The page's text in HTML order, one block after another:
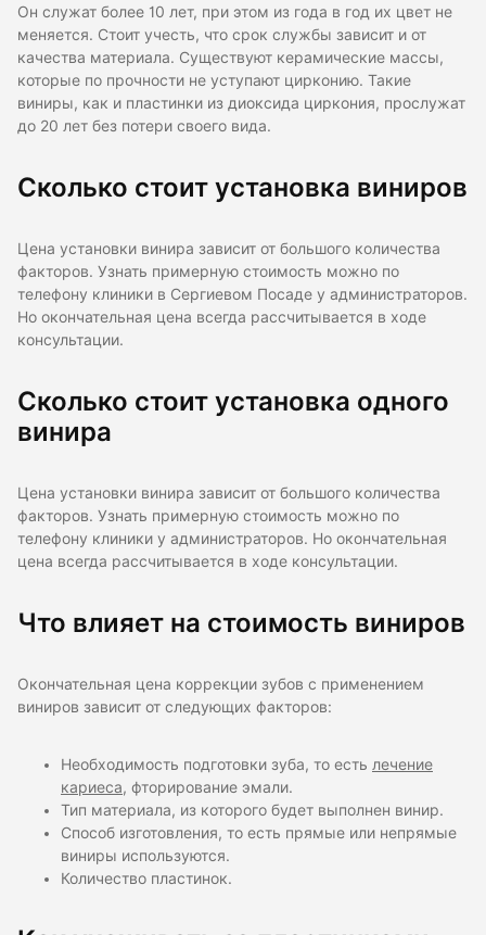
Он служат более 10 лет, при этом из года в год их цвет не
меняется. Стоит учесть, что срок службы зависит и от
качества материала. Существуют керамические массы,
которые по прочности не уступают цирконию. Такие
виниры, как и пластинки из диоксида циркония, прослужат
до 20 лет без потери своего вида.
Сколько стоит установка виниров
Цена установки винира зависит от большого количества
факторов. Узнать примерную стоимость можно по
телефону клиники в Сергиевом Посаде у администраторов.
Но окончательная цена всегда рассчитывается в ходе
консультации.
Сколько стоит установка одного
винира
Цена установки винира зависит от большого количества
факторов. Узнать примерную стоимость можно по
телефону клиники у администраторов. Но окончательная
цена всегда рассчитывается в ходе консультации.
Что влияет на стоимость виниров
Окончательная цена коррекции зубов с применением
виниров зависит от следующих факторов:
Необходимость подготовки зуба, то есть лечение
кариеса, фторирование эмали.
Тип материала, из которого будет выполнен винир.
Способ изготовления, то есть прямые или непрямые
виниры используются.
Количество пластинок.